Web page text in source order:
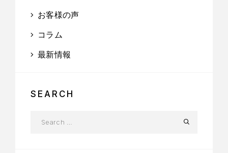
お客様の声
コラム
最新情報
SEARCH